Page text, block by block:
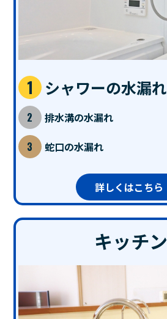
シャワーの水漏れ
排水溝の水漏れ
蛇口の水漏れ
詳しくはこちら
キッチン